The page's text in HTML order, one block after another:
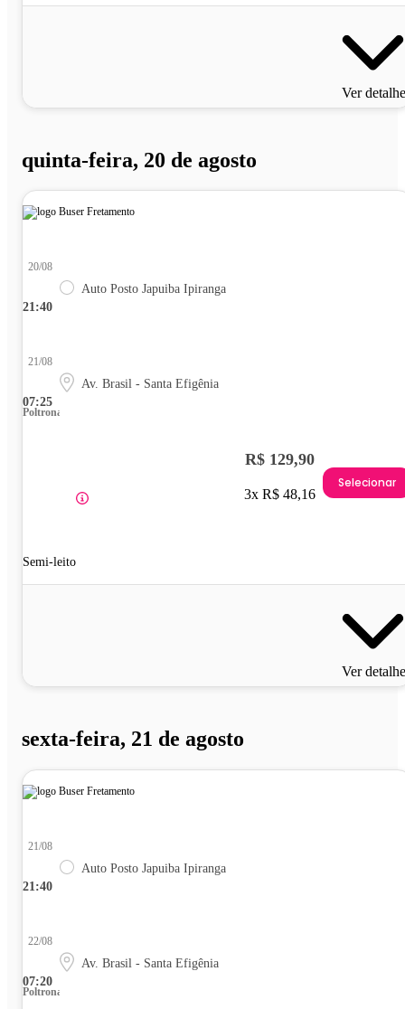
Ver
quinta-feira, 20 de agosto
21:40
20/08
Auto Posto Japuiba Ipiranga
07:25
21/08
Av. Brasil - Santa Efigênia
Poltrona
Semi-leito
R$ 129,90
3x R$ 48,16
Selecionar
Ver
sexta-feira, 21 de agosto
21:40
21/08
Auto Posto Japuiba Ipiranga
07:20
22/08
Av. Brasil - Santa Efigênia
Poltrona